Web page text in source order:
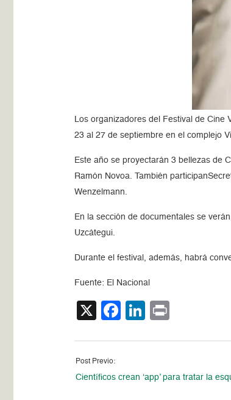
Los organizadores del Festival de
23 al 27 de septiembre en el complejo
Este año se proyectarán 3 bellezas de
Ramón Novoa. También
Wenzelmann.
En la sección de documentales se
Uzcátegui.
Durante el festival, además, habrá
Fuente: El Nacional
X Facebook
LinkedIn
Post Previo:
Científicos crean ‘app’ para tratar la